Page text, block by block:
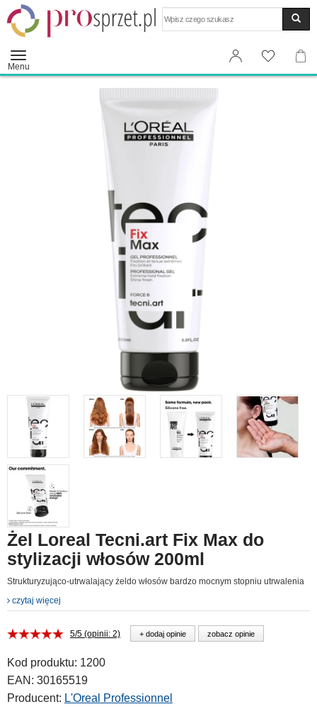
Menu
Żel Loreal Tecni.art Fix Max do
stylizacji włosów 200ml
Strukturyzująco-utrwalający żeldo włosów bardzo mocnym stopniu utrwalenia
czytaj więcej
5/5 (opinii: 2) + dodaj opinie zobacz opinie
Kod produktu: 1200
EAN: 30165519
Producent: L'Oreal Professionnel